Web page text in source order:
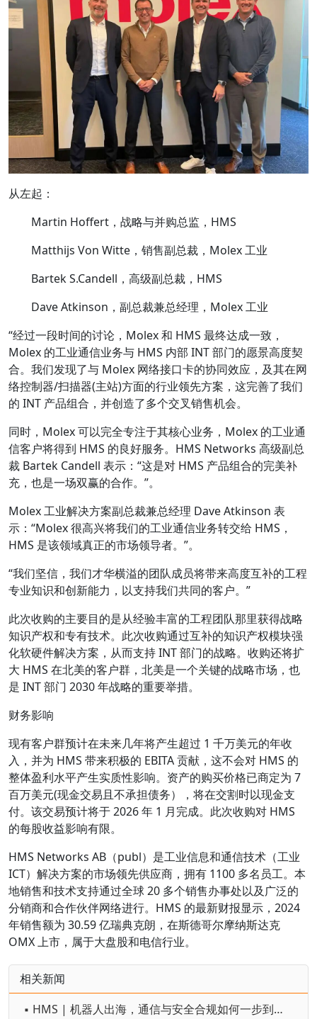
从左起：
Martin Hoffert，战略与并购总监，HMS
Matthijs Von Witte，销售副总裁，Molex 工业
Bartek S.Candell，高级副总裁，HMS
Dave Atkinson，副总裁兼总经理，Molex 工业
“经过一段时间的讨论，Molex 和 HMS 最终达成一致，
Molex 的工业通信业务与 HMS 内部 INT 部门的愿景高度契
合。我们发现了与 Molex 网络接口卡的协同效应，及其在网
络控制器/扫描器(主站)方面的行业领先方案，这完善了我们
的 INT 产品组合，并创造了多个交叉销售机会。
同时，Molex 可以完全专注于其核心业务，Molex 的工业通
信客户将得到 HMS 的良好服务。HMS Networks 高级副总
裁 Bartek Candell 表示：“这是对 HMS 产品组合的完美补
充，也是一场双赢的合作。”。
Molex 工业解决方案副总裁兼总经理 Dave Atkinson 表
示：“Molex 很高兴将我们的工业通信业务转交给 HMS，
HMS 是该领域真正的市场领导者。”。
“我们坚信，我们才华横溢的团队成员将带来高度互补的工程
专业知识和创新能力，以支持我们共同的客户。”
此次收购的主要目的是从经验丰富的工程团队那里获得战略
知识产权和专有技术。此次收购通过互补的知识产权模块强
化软硬件解决方案，从而支持 INT 部门的战略。收购还将扩
大 HMS 在北美的客户群，北美是一个关键的战略市场，也
是 INT 部门 2030 年战略的重要举措。
财务影响
现有客户群预计在未来几年将产生超过 1 千万美元的年收
入，并为 HMS 带来积极的 EBITA 贡献，这不会对 HMS 的
整体盈利水平产生实质性影响。资产的购买价格已商定为 7
百万美元(现金交易且不承担债务），将在交割时以现金支
付。该交易预计将于 2026 年 1 月完成。此次收购对 HMS
的每股收益影响有限。
HMS Networks AB（publ）是工业信息和通信技术（工业
ICT）解决方案的市场领先供应商，拥有 1100 多名员工。本
地销售和技术支持通过全球 20 多个销售办事处以及广泛的
分销商和合作伙伴网络进行。HMS 的最新财报显示，2024
年销售额为 30.59 亿瑞典克朗，在斯德哥尔摩纳斯达克
OMX 上市，属于大盘股和电信行业。
相关新闻
▪ HMS | 机器人出海，通信与安全合规如何一步到位？